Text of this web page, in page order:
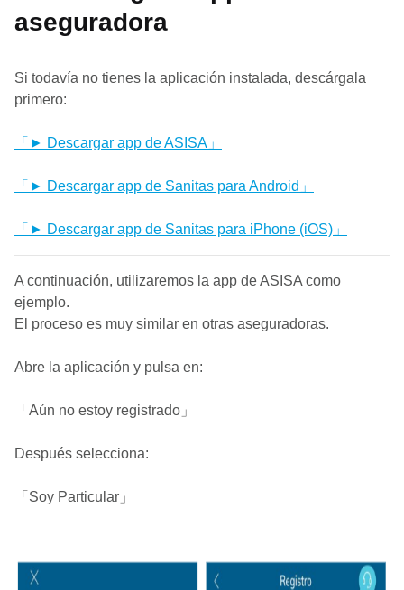
aseguradora
Si todavía no tienes la aplicación instalada, descárgala
primero:
「► Descargar app de ASISA」
「► Descargar app de Sanitas para Android」
「► Descargar app de Sanitas para iPhone (iOS)」
A continuación, utilizaremos la app de ASISA como
ejemplo.
El proceso es muy similar en otras aseguradoras.
Abre la aplicación y pulsa en:
「Aún no estoy registrado」
Después selecciona:
「Soy Particular」